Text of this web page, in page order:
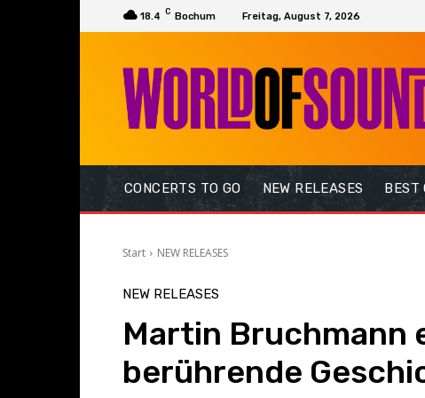
18.4 C Bochum Freitag, August 7, 2026
CONCERTS TO GO NEW RELEASES BEST
Start NEW RELEASES
NEW RELEASES
Martin Bruchmann
berührende